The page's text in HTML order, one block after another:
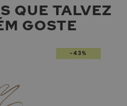
QUE TALVEZ
GOSTE
-43%